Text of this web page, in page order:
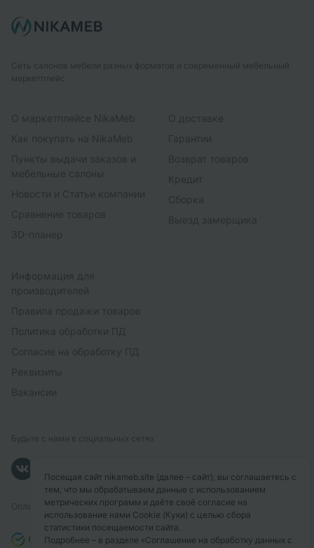
Сеть салонов мебели разных форматов и современный мебельный
маркетплейс
О маркетплейсе NikaMeb
Как покупать на NikaMeb
Пункты выдачи заказов и
мебельные салоны
Новости и Статьи компании
Сравнение товаров
3D-планер
О доставке
Гарантии
Возврат товаров
Кредит
Сборка
Выезд замерщика
Информация для
производителей
Правила продажи товаров
Политика обработки ПД
Согласие на обработку ПД
Реквизиты
Вакансии
Будьте с нами в социальных сетях
Оплачивайте с помощью
Посещая сайт nikameb.site (далее – сайт), вы соглашаетесь с
тем, что мы обрабатываем данные с использованием
метрических программ и даёте своё согласие на
использование нами Cookie (Куки) с целью сбора
статистики посещаемости сайта.
Подробнее – в разделе «Соглашение на обработку данных с